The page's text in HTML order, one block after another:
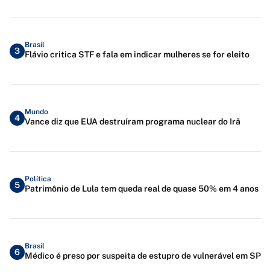
3
Brasil
Flávio critica STF e fala em indicar mulheres se for eleito
4
Mundo
Vance diz que EUA destruíram programa nuclear do Irã
5
Política
Patrimônio de Lula tem queda real de quase 50% em 4 anos
6
Brasil
Médico é preso por suspeita de estupro de vulnerável em SP